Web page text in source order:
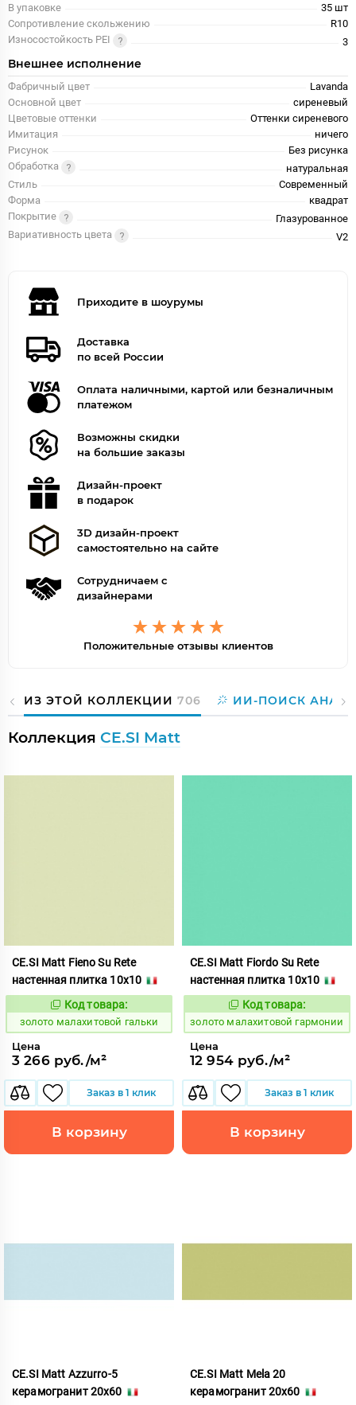
В упаковке
35 шт
Сопротивление скольжению
R10
Износостойкость PEI
3
Внешнее исполнение
Фабричный цвет
Lavanda
Основной цвет
сиреневый
Цветовые оттенки
Оттенки сиреневого
Имитация
ничего
Рисунок
Без рисунка
Обработка
натуральная
Стиль
Современный
Форма
квадрат
Покрытие
Глазурованное
Вариативность цвета
V2
Приходите в шоурумы
Доставка
по всей России
Оплата наличными, картой или безналичным
платежом
Возможны скидки
на большие заказы
Дизайн-проект
в подарок
3D дизайн-проект
самостоятельно на сайте
Сотрудничаем с
дизайнерами
Положительные отзывы клиентов
ИЗ ЭТОЙ КОЛЛЕКЦИИ 706 ИИ-ПОИСК
Коллекция CE.SI Matt
CE.SI Matt Fieno Su Rete
настенная плитка 10x10
522140
Код товара:
золото малахитовой гальки
Цена
3 266 руб./м²
Заказ в 1 клик
В корзину
CE.SI Matt Fiordo Su Rete
настенная плитка 10x10
522141
Код товара:
золото малахитовой гармонии
Цена
12 954 руб./м²
Заказ в 1 клик
В корзину
CE.SI Matt Azzurro-5
керамогранит 20x60
CE.SI Matt Mela 20
керамогранит 20x60